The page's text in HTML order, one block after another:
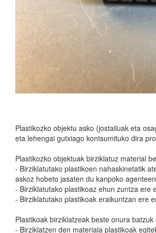
Plastikozko objektu asko (jostailuak eta
eta lehengai gutxiago kontsumituko dira
Plastikozko objektuak birziklatuz material
- Birziklatutako plastikoen nahaskinetatik
askoz hobeto jasaten du kanpoko
- Birziklatutako plastikoaz ehun zuntza
- Birziklatutako plastikoak eraikuntzan ere
Plastikoak birziklatzeak beste onura batzuk
- Birziklatzen den materiala plastikoak